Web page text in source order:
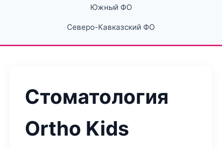
Южный ФО
Северо-Кавказский ФО
Стоматология
Ortho Kids